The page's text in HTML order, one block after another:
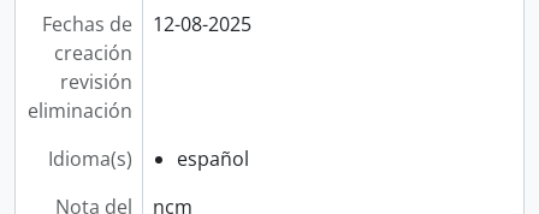
Fechas de
creación
revisión
eliminación
12-08-2025
Idioma(s)
español
Nota del
ncm